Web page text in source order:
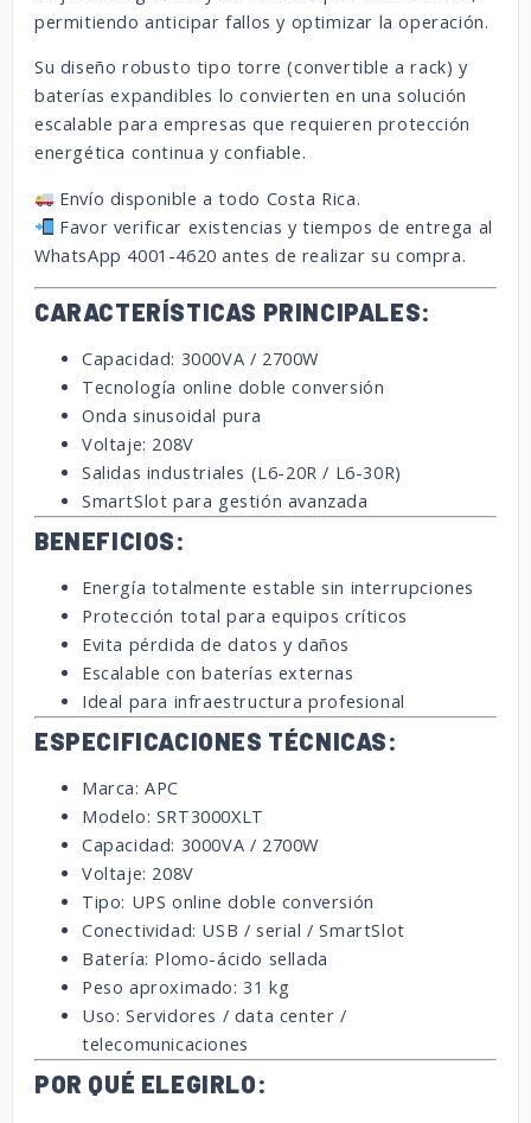
permitiendo anticipar fallos y optimizar la operación.
Su diseño robusto tipo torre (convertible a rack) y
baterías expandibles lo convierten en una solución
escalable para empresas que requieren protección
energética continua y confiable.
Envío disponible a todo Costa Rica.
Favor verificar existencias y tiempos de entrega al
WhatsApp 4001-4620 antes de realizar su compra.
CARACTERÍSTICAS PRINCIPALES:
Capacidad: 3000VA / 2700W
Tecnología online doble conversión
Onda sinusoidal pura
Voltaje: 208V
Salidas industriales (L6-20R / L6-30R)
SmartSlot para gestión avanzada
BENEFICIOS:
Energía totalmente estable sin interrupciones
Protección total para equipos críticos
Evita pérdida de datos y daños
Escalable con baterías externas
Ideal para infraestructura profesional
ESPECIFICACIONES TÉCNICAS:
Marca: APC
Modelo: SRT3000XLT
Capacidad: 3000VA / 2700W
Voltaje: 208V
Tipo: UPS online doble conversión
Conectividad: USB / serial / SmartSlot
Batería: Plomo-ácido sellada
Peso aproximado: 31 kg
Uso: Servidores / data center /
telecomunicaciones
POR QUÉ ELEGIRLO: